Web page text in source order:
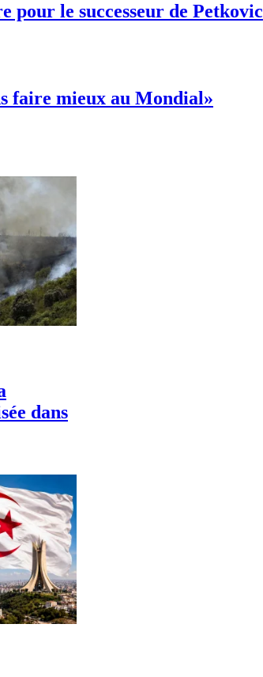
pour le successeur de Petkovic
faire mieux au Mondial»
dans